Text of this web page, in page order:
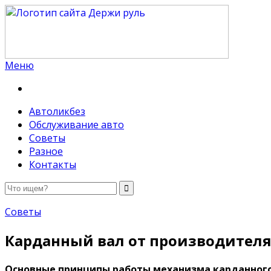
Меню
Автоликбез
Обслуживание авто
Советы
Разное
Контакты
Советы
Карданный вал от производителя